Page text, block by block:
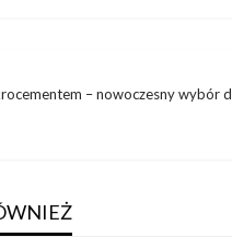
– nowoczesny wybór